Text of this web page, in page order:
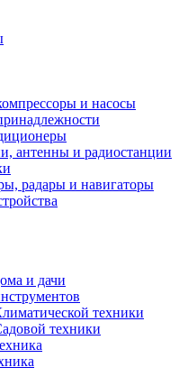
и насосы
антенны и радиостанции
радары и навигаторы
и дачи
техники
техники